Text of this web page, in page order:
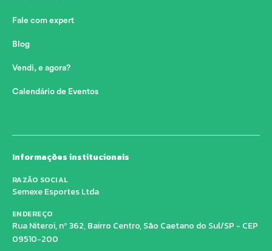
Fale com expert
Blog
Vendi, e agora?
Calendário de Eventos
Informações institucionais
RAZÃO SOCIAL
Semexe Esportes Ltda
ENDEREÇO
Rua Niteroi, nº 362, Bairro Centro, São Caetano do Sul/SP - CEP
09510-200